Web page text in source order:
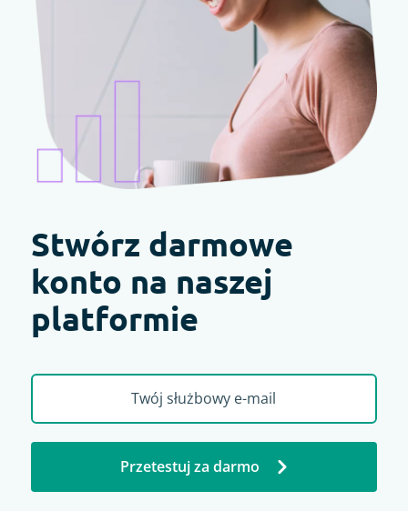
Stwórz darmowe
konto na naszej
platformie
Przetestuj za darmo